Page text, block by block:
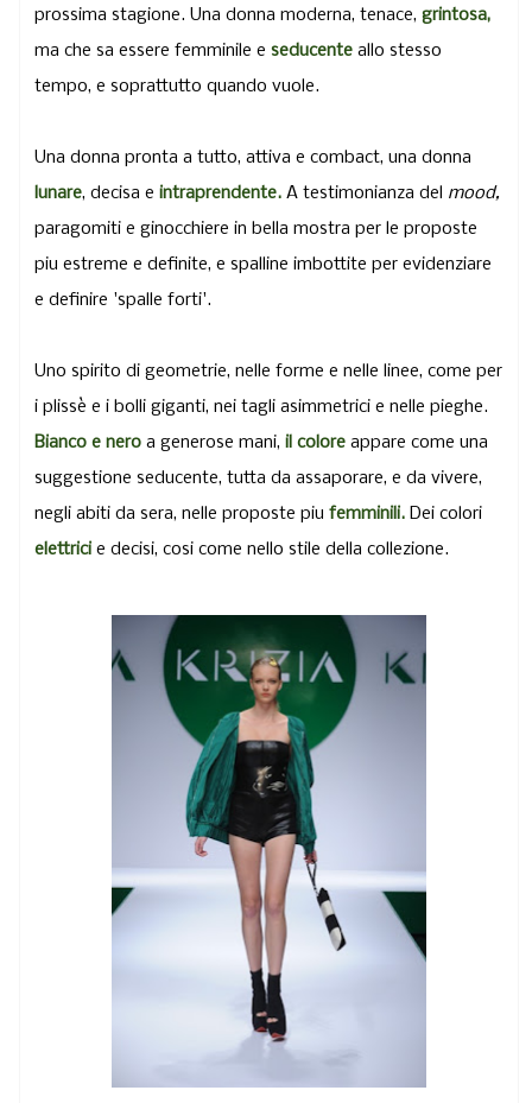
prossima stagione. Una donna moderna, tenace,grintosa,
ma che sa essere femminile eseducente allo stesso
tempo, e soprattutto quando vuole.
Una donna pronta a tutto, attiva e combact, una donna
lunare, decisa eintraprendente. A testimonianza del mood,
paragomiti e ginocchiere in bella mostra per le proposte
piu estreme e definite, e spalline imbottite per evidenziare
e definire 'spalle forti'.
Uno spirito di geometrie, nelle forme e nelle linee, come per
i plissè e i bolli giganti, nei tagli asimmetrici e nelle pieghe.
Bianco e nero a generose mani,il colore appare come una
suggestione seducente, tutta da assaporare, e da vivere,
negli abiti da sera, nelle proposte piufemminili. Dei colori
elettricie decisi, cosi come nello stile della collezione.